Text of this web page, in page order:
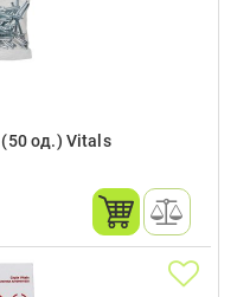
од.) Vitals